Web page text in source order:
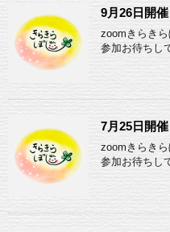
9月26日開
zoomきらき
参加お待ちし
7月25日開
zoomきらき
参加お待ちし